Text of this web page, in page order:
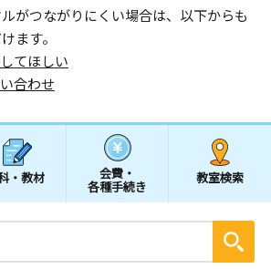
がつながりにくい場合は、以下からも
ます。
てほしい
合わせ
・教材 会費・
各種手続き
教室検索